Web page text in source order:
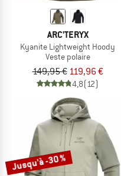
ARC'TERYX
Kyanite Lightweight Hoody
Veste polaire
149,95 € 119,96 €
4,8(12)
Jusqu'à -30 %